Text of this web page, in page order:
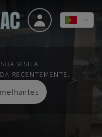
VISITA
RECENTEMENTE.